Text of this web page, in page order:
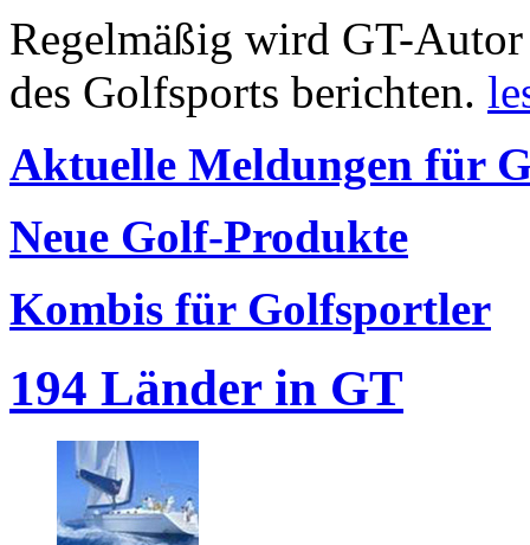
Regelmäßig wird GT-
des Golfsports berichten.
Aktuelle Meldungen für
Neue Golf-Produkte
Kombis für Golfsportler
194 Länder in GT